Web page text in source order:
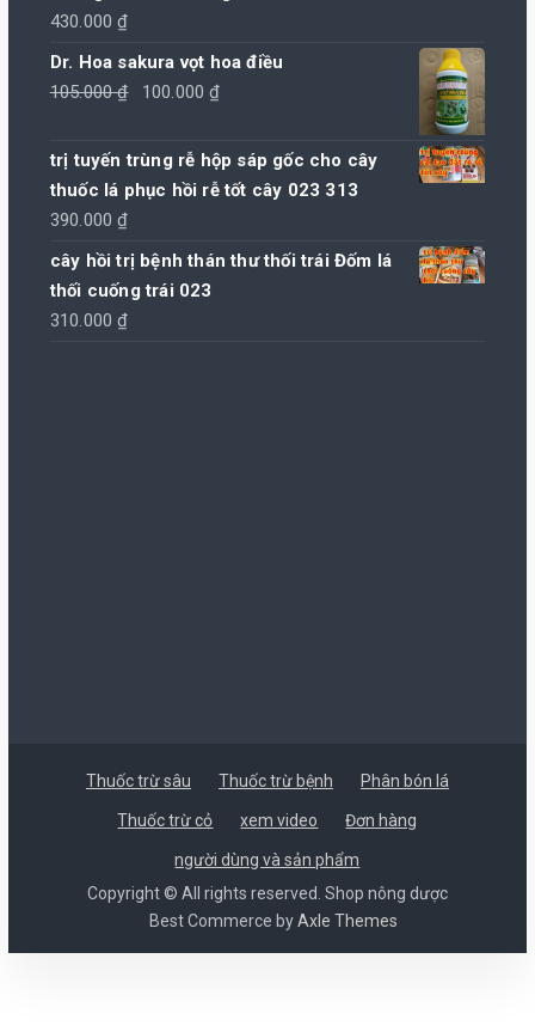
430.000₫
Dr. Hoa sakura vọt hoa điều
105.000₫
Giá
là:
105.000 ₫.
100.000₫
là:
trị tuyến trùng rễ hộp sáp gốc cho cây
thuốc lá phục hồi rễ tốt cây 023 313
390.000₫
cây hồi trị bệnh thán thư thối trái Đốm lá
thối cuống trái 023
310.000₫
Thuốc trừ sâu Thuốc trừ bệnh Phân bón lá
Thuốc trừ cỏ xem video Đơn hàng
người dùng và sản phẩm
Copyright © All rights reserved. Shop nông dược
Best Commerce byAxle Themes